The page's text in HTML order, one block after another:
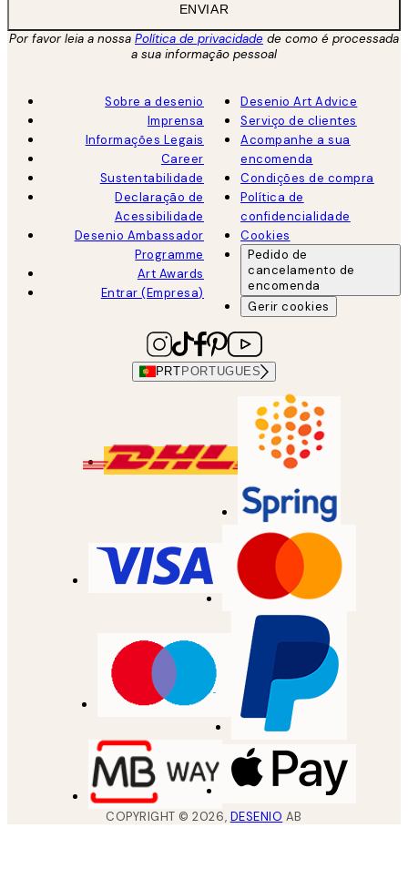
ENVIAR
Por favor leia a nossa Política de privacidade de como é processada
a sua informação pessoal
Sobre a desenio
Imprensa
Informações Legais
Career
Sustentabilidade
Declaração de
Acessibilidade
Desenio Ambassador
Programme
Art Awards
Entrar (Empresa)
Desenio Art Advice
Serviço de clientes
Acompanhe a sua
encomenda
Condições de compra
Política de
confidencialidade
Cookies
Pedido de
cancelamento de
encomenda
Gerir cookies
PRT PORTUGUES
COPYRIGHT ©2026, DESENIO AB